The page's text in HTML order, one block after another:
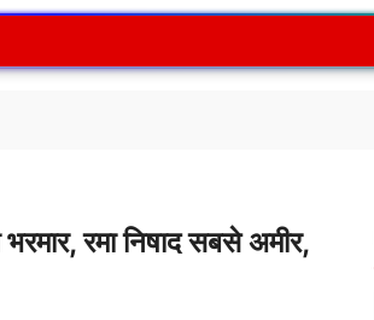
रमा निषाद सबसे अमीर,